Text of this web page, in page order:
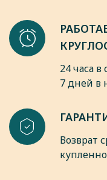
24 часа в
7 дней в
Возврат